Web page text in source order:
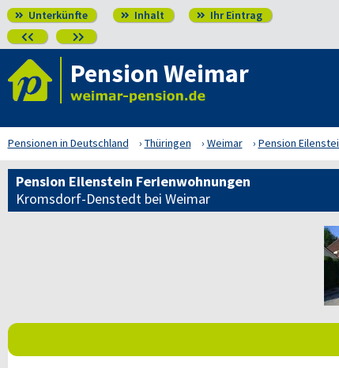
 Unterkünfte  Inhalt  Ihr Eintrag
 
Pension Weimar
Pensionen in Deutschland Thüringen Weimar Pension
Pension Eilenstein Ferienwohnungen
Kromsdorf-Denstedt bei Weimar